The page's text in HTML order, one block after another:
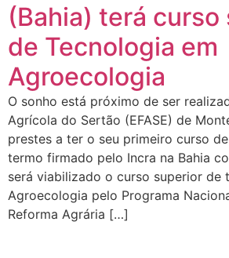
(Bahia) terá
de Tecnologia em
Agroecologia
O sonho está próximo de ser
Agrícola do Sertão (EFASE) de
prestes a ter o seu primeiro curso
termo firmado pelo Incra na Bahia
será viabilizado o curso superior de
Agroecologia pelo Programa
Reforma Agrária […]